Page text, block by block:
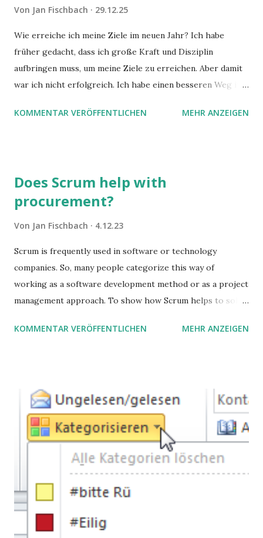
Von Jan Fischbach 29.12.25
Wie erreiche ich meine Ziele im neuen Jahr? Ich habe
früher gedacht, dass ich große Kraft und Disziplin
aufbringen muss, um meine Ziele zu erreichen. Aber damit
war ich nicht erfolgreich. Ich habe einen besseren Weg in
möchte. Darin habe ich zwei gute Begründungen gefunden,
KOMMENTAR VERÖFFENTLICHEN MEHR ANZEIGEN
Does Scrum help with
procurement?
Von Jan Fischbach 4.12.23
Scrum is frequently used in software or technology
companies. So, many people categorize this way of
working as a software development method or as a project
management approach. To show how Scrum helps to solve
processes.
KOMMENTAR VERÖFFENTLICHEN MEHR ANZEIGEN